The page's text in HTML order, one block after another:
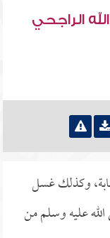
الراجحي
وكذلك غسل
عليه وسلم من